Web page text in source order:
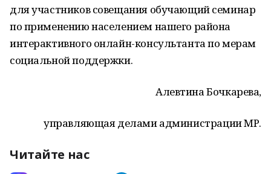
для участников совещания обучающий семинар
по применению населением нашего района
интерактивного онлайн-консультанта по мерам
социальной поддержки.
Алевтина Бочкарева,
управляющая делами администрации МР.
Читайте нас